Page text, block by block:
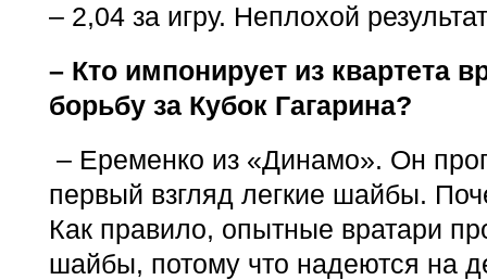
– 2,04 за игру. Неплохой
– Кто импонирует из квартета
борьбу за Кубок Гагарина?
– Еременко из «Динамо». Он
первый взгляд легкие шайбы.
Как правило, опытные вратари
шайбы, потому что надеются на